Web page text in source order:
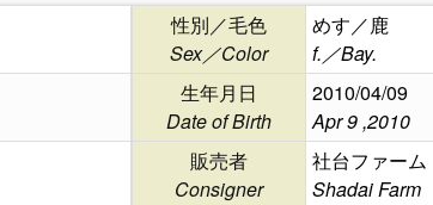
性別／毛色
Sex／Color
めす／鹿
f.／Bay.
生年月日
Date of Birth
2010/04/09
Apr 9 ,2010
販売者
Consigner
社台ファーム
Shadai Farm